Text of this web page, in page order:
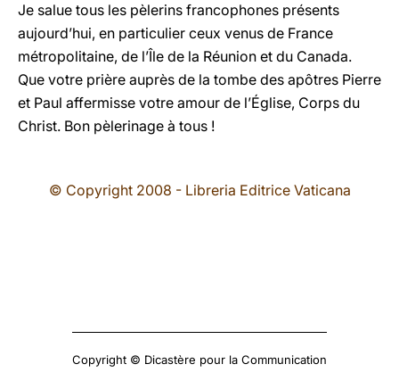
Je salue tous les pèlerins francophones présents
aujourd’hui, en particulier ceux venus de France
métropolitaine, de l’Île de la Réunion et du Canada.
Que votre prière auprès de la tombe des apôtres Pierre
et Paul affermisse votre amour de l’Église, Corps du
Christ. Bon pèlerinage à tous !
© Copyright 2008 - Libreria Editrice Vaticana
Copyright © Dicastère pour la Communication